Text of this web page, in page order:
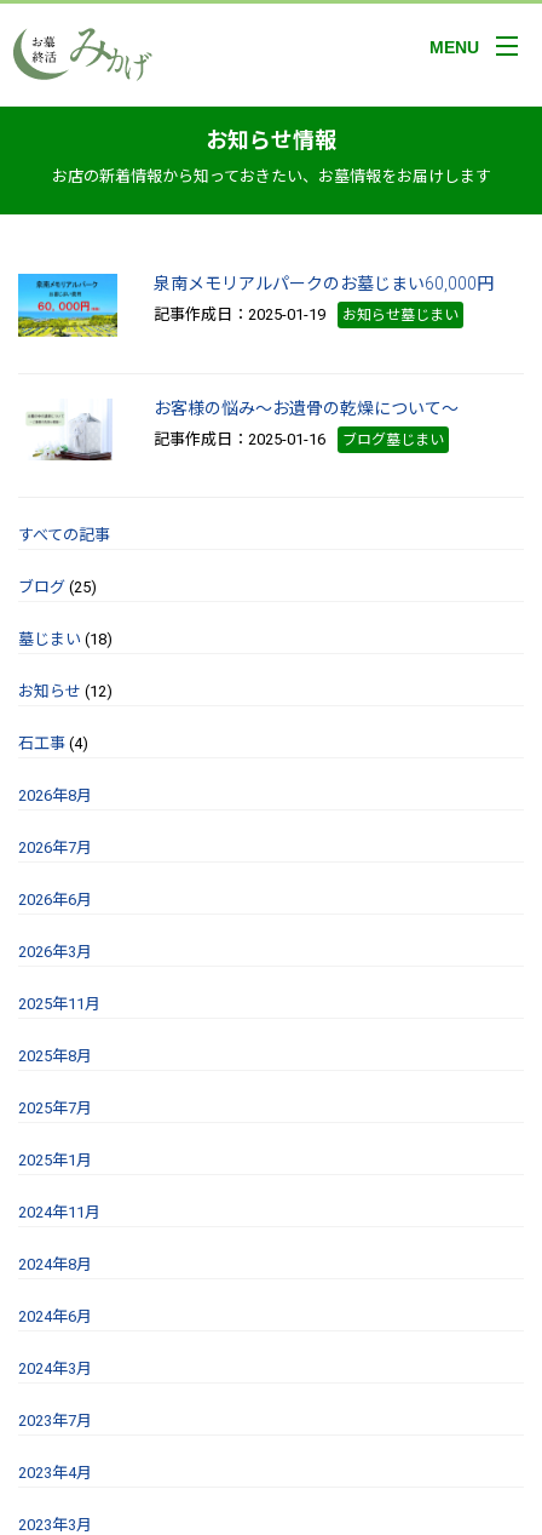
MENU
お知らせ情報
お店の新着情報から知っておきたい、お墓情報をお届けします
泉南メモリアルパークのお墓じまい60,000円
記事作成日：2025-01-19 お知らせ墓じまい
お客様の悩み～お遺骨の乾燥について～
記事作成日：2025-01-16 ブログ墓じまい
すべての記事
ブログ (25)
墓じまい (18)
お知らせ (12)
石工事 (4)
2026年8月
2026年7月
2026年6月
2026年3月
2025年11月
2025年8月
2025年7月
2025年1月
2024年11月
2024年8月
2024年6月
2024年3月
2023年7月
2023年4月
2023年3月